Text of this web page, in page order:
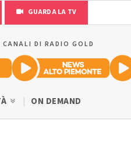
GUARDA LA TV
DI RADIO GOLD
ON DEMAND